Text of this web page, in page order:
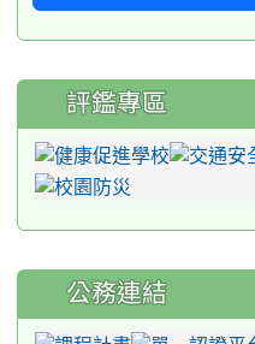
評鑑專區
公務連結